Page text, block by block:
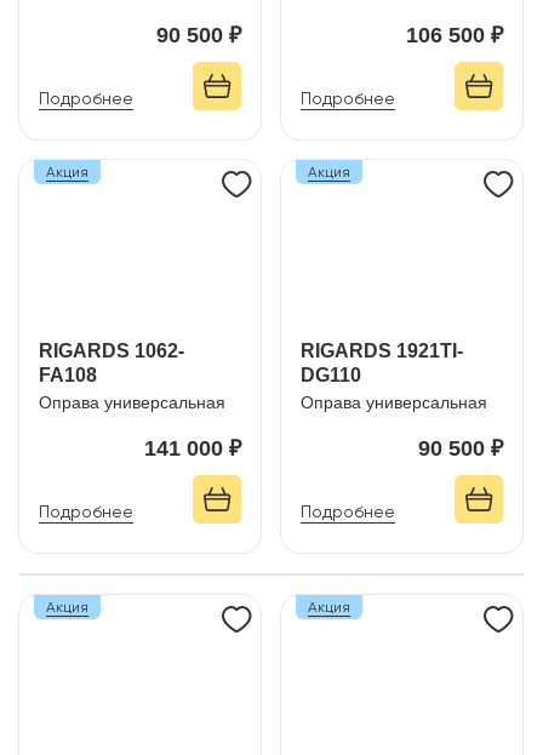
90 500 ₽
Подробнее
106 500 ₽
Подробнее
RIGARDS 1062-
FA108
Оправа универсальная
141 000 ₽
Подробнее
Акция
RIGARDS 1921TI-
DG110
Оправа универсальная
90 500 ₽
Подробнее
Акция
Акция Акция